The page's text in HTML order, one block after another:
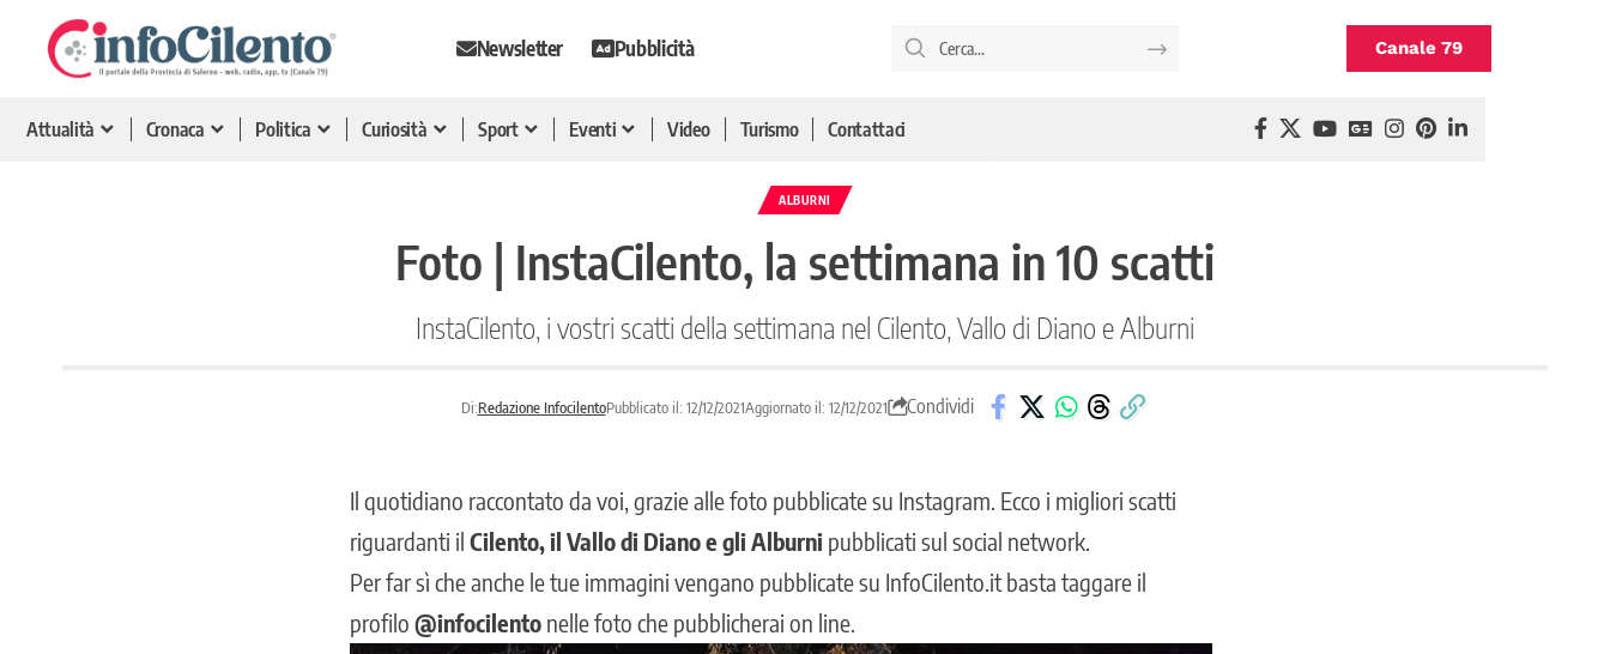
Newsletter Pubblicità Canale 79
Attualità Cronaca Politica Curiosità Sport Eventi Video Turismo Contattaci
ALBURNI
Foto | InstaCilento, la settimana in 10 scatti
InstaCilento, i vostri scatti della settimana nel Cilento, Vallo di Diano e Alburni
Di:Redazione InfocilentoPubblicato il: 12/12/2021Aggiornato il: 12/12/2021 Condividi
Il quotidiano raccontato da voi, grazie alle foto pubblicate su Instagram. Ecco i migliori scatti
riguardanti il Cilento, il Vallo di Diano e gli Alburni pubblicati sul social network.
Per far sì che anche le tue immagini vengano pubblicate su InfoCilento.it basta taggare il
profilo @infocilento nelle foto che pubblicherai on line.